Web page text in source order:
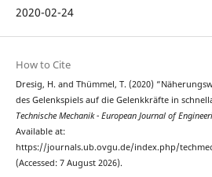
2020-02-24
How to Cite
Dresig, H. and Thümmel, T. (2020)
des Gelenkspiels auf die Gelenkkräfte in
Technische Mechanik - European Journal of
Available at:
https://journals.ub.ovgu.de/index.php/
(Accessed: 7 August 2026).